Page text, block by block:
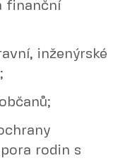
finanční
inženýrské
rodin s